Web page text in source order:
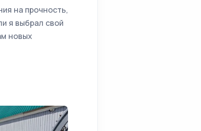
на прочность,
я выбрал свой
новых